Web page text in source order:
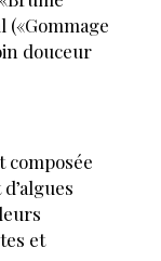
(«Gommage
douceur
composée
et